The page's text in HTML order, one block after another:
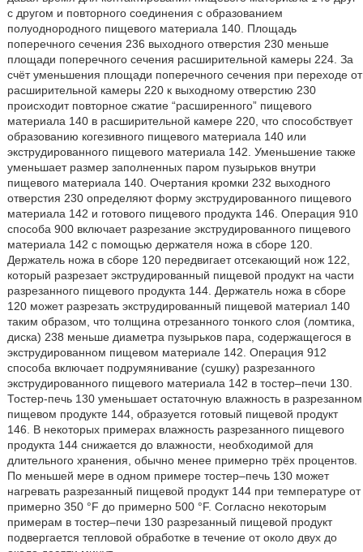
с другом и повторного соединения с образованием
полуоднородного пищевого материала 140. Площадь
поперечного сечения 236 выходного отверстия 230 меньше
площади поперечного сечения расширительной камеры 224. За
счёт уменьшения площади поперечного сечения при переходе от
расширительной камеры 220 к выходному отверстию 230
происходит повторное сжатие “расширенного” пищевого
материала 140 в расширительной камере 220, что способствует
образованию когезивного пищевого материала 140 или
экструдированного пищевого материала 142. Уменьшение также
уменьшает размер заполненных паром пузырьков внутри
пищевого материала 140. Очертания кромки 232 выходного
отверстия 230 определяют форму экструдированного пищевого
материала 142 и готового пищевого продукта 146. Операция 910
способа 900 включает разрезание экструдированного пищевого
материала 142 с помощью держателя ножа в сборе 120.
Держатель ножа в сборе 120 передвигает отсекающий нож 122,
который разрезает экструдированный пищевой продукт на части
разрезанного пищевого продукта 144. Держатель ножа в сборе
120 может разрезать экструдированный пищевой материал 140
таким образом, что толщина отрезанного тонкого слоя (ломтика,
диска) 238 меньше диаметра пузырьков пара, содержащегося в
экструдированном пищевом материале 142. Операция 912
способа включает подрумянивание (сушку) разрезанного
экструдированного пищевого материала 142 в тостер–печи 130.
Тостер-печь 130 уменьшает остаточную влажность в разрезанном
пищевом продукте 144, образуется готовый пищевой продукт
146. В некоторых примерах влажность разрезанного пищевого
продукта 144 снижается до влажности, необходимой для
длительного хранения, обычно менее примерно трёх процентов.
По меньшей мере в одном примере тостер–печь 130 может
нагревать разрезанный пищевой продукт 144 при температуре от
примерно 350 °F до примерно 500 °F. Согласно некоторым
примерам в тостер–печи 130 разрезанный пищевой продукт
подвергается тепловой обработке в течение от около двух до